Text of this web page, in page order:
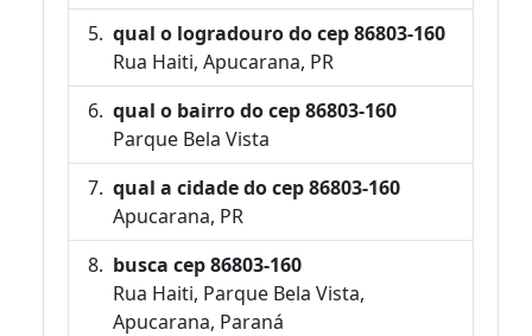
qual o logradouro do cep 86803-160
Rua Haiti, Apucarana, PR
qual o bairro do cep 86803-160
Parque Bela Vista
qual a cidade do cep 86803-160
Apucarana, PR
busca cep 86803-160
Rua Haiti, Parque Bela Vista,
Apucarana, Paraná